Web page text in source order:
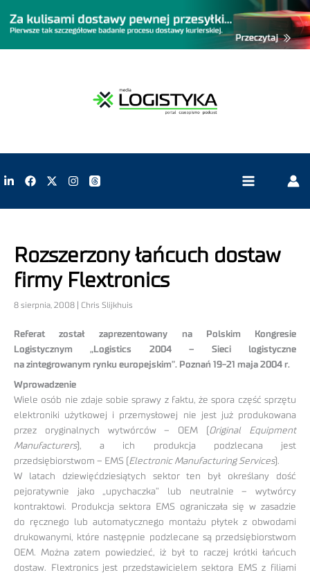
Rozszerzony łańcuch dostaw
firmy Flextronics
8 sierpnia, 2008 | Chris Slijkhuis
Referat został zaprezentowany na Polskim Kongresie
Logistycznym „Logistics 2004 – Sieci logistyczne
na zintegrowanym rynku europejskim”. Poznań 19-21 maja 2004 r.
Wprowadzenie
Wiele osób nie zdaje sobie sprawy z faktu, że spora część sprzętu
elektroniki użytkowej i przemysłowej nie jest już produkowana
przez oryginalnych wytwórców – OEM ( Original Equipment
Manufacturers), a ich produkcja podzlecana jest
przedsiębiorstwom – EMS ( Electronic Manufacturing Services).
W latach dziewięćdziesiątych sektor ten był określany dość
pejoratywnie jako „upychaczka” lub neutralnie – wytwórcy
kontraktowi. Produkcja sektora EMS ograniczała się w zasadzie
do ręcznego lub automatycznego montażu płytek z obwodami
drukowanymi, które następnie podzlecane są przedsiębiorstwom
OEM. Można zatem powiedzieć, iż był to raczej krótki łańcuch
dostaw. Flextronics jest przedstawicielem sektora EMS z filiami